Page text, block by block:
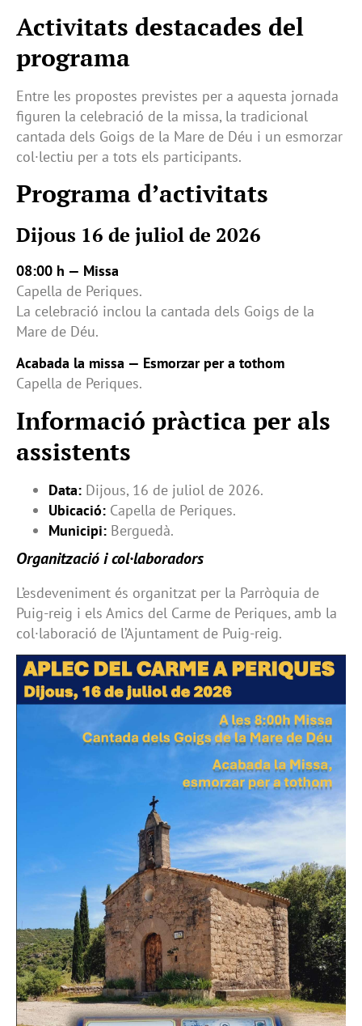
Activitats destacades del
programa
Entre les propostes previstes per a aquesta jornada
figuren la celebració de la missa, la tradicional
cantada dels Goigs de la Mare de Déu i un esmorzar
col·lectiu per a tots els participants.
Programa d’activitats
Dijous 16 de juliol de 2026
08:00 h — Missa
Capella de Periques.
La celebració inclou la cantada dels Goigs de la
Mare de Déu.
Acabada la missa — Esmorzar per a tothom
Capella de Periques.
Informació pràctica per als
assistents
Data: Dijous, 16 de juliol de 2026.
Ubicació: Capella de Periques.
Municipi: Berguedà.
Organització i col·laboradors
L’esdeveniment és organitzat per la Parròquia de
Puig-reig i els Amics del Carme de Periques, amb la
col·laboració de l’Ajuntament de Puig-reig.